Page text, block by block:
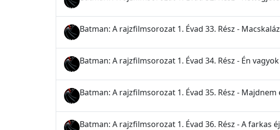
Batman: A rajzfilmsorozat 1. Évad 33. Rész - Macskaláz
Batman: A rajzfilmsorozat 1. Évad 34. Rész - Én vagyok
Batman: A rajzfilmsorozat 1. Évad 35. Rész -
Batman: A rajzfilmsorozat 1. Évad 36. Rész - A farkas